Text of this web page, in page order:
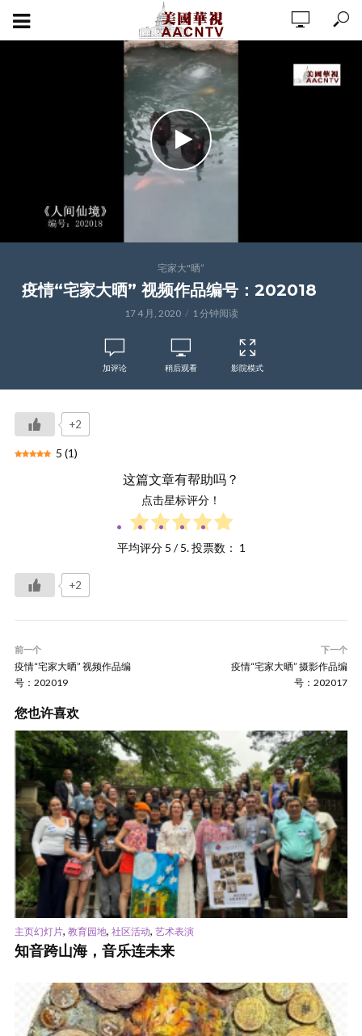
宅家大"晒”
疫情“宅家大晒” 视频作品编号：202018
17 4 月, 2020 1 分钟阅读
加评论 稍后观看 影院模式
+2
5 (1)
这篇文章有帮助吗？
点击星标评分！
平均评分 5 / 5. 投票数： 1
+2
前一个
疫情“宅家大晒” 视频作品编
号：202019
下一个
疫情“宅家大晒” 摄影作品编
号：202017
您也许喜欢
主页幻灯片, 教育园地, 社区活动, 艺术表演
知音跨山海，音乐连未来